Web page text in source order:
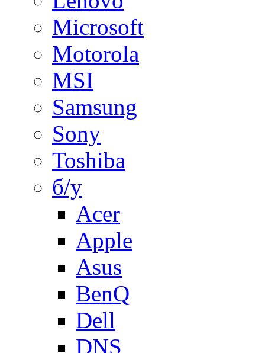
Microsoft
Motorola
MSI
Samsung
Sony
Toshiba
б/у
Acer
Apple
Asus
BenQ
Dell
DNS